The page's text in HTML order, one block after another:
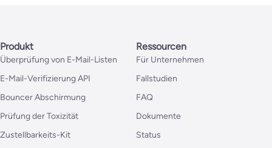
Produkt
Überprüfung von E-Mail-Listen
E-Mail-Verifizierung API
Bouncer Abschirmung
Prüfung der Toxizität
Zustellbarkeits-Kit
Ressourcen
Für Unternehmen
Fallstudien
FAQ
Dokumente
Status